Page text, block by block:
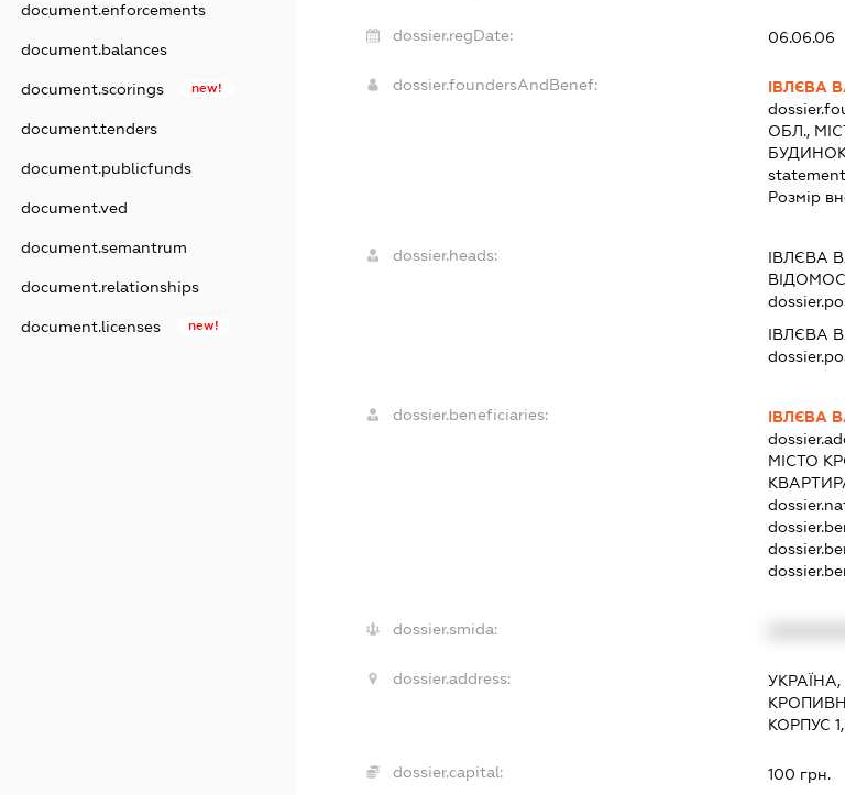
document.enforcements
document.balances
document.scorings new!
document.tenders
document.publicfunds
document.ved
document.semantrum
document.relationships
document.licenses new!
dossier.regDate: 06.06.06
dossier.foundersAndBenef:
ІВЛЄВА
ОБЛ.,
БУДИНОК
Розмір
dossier.heads: ІВЛЄВА
ІВЛЄВА
dossier.beneficiaries:
ІВЛЄВА
МІСТО
dossier.smida:
dossier.address:
КОРПУС
dossier.capital: 100 грн.